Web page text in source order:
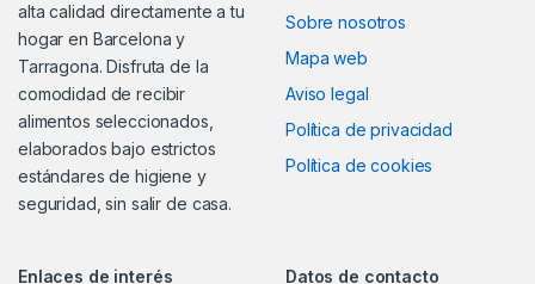
alta calidad directamente a tu
hogar en Barcelona y
Tarragona. Disfruta de la
comodidad de recibir
alimentos seleccionados,
elaborados bajo estrictos
estándares de higiene y
seguridad, sin salir de casa.
Sobre nosotros
Mapa web
Aviso legal
Política de privacidad
Política de cookies
Enlaces de interés Datos de contacto